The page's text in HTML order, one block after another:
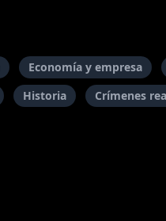
Economía y empresa
Historia Crímenes